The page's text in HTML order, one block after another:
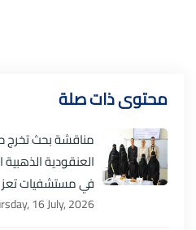
محتوى ذات صلة
مناقشة بحث تخرج
العنقودية
في مستشفيات تعز
16 July, 2026